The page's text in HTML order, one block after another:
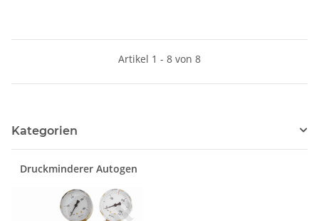
Artikel 1 - 8 von 8
Kategorien
Druckminderer Autogen